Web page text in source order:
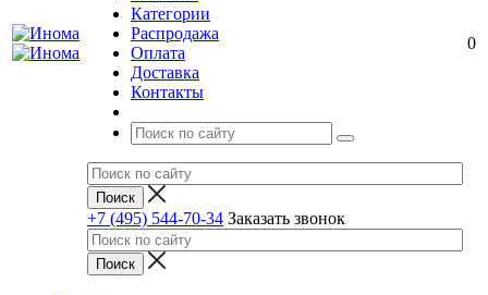
Категории
Распродажа
Оплата
Доставка
Контакты
+7 (495) 544-70-34 Заказать звонок
0